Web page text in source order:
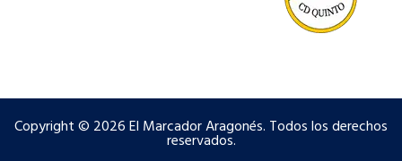
Copyright © 2026 El Marcador Aragonés. Todos los derechos
reservados.